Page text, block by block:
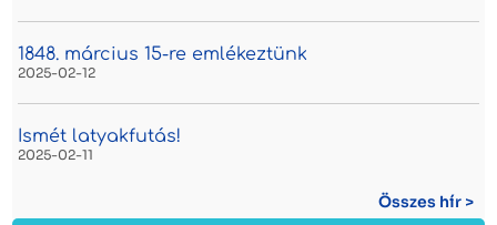
1848. március 15-re emlékeztünk
2025-02-12
Ismét latyakfutás!
2025-02-11
Összes hír >